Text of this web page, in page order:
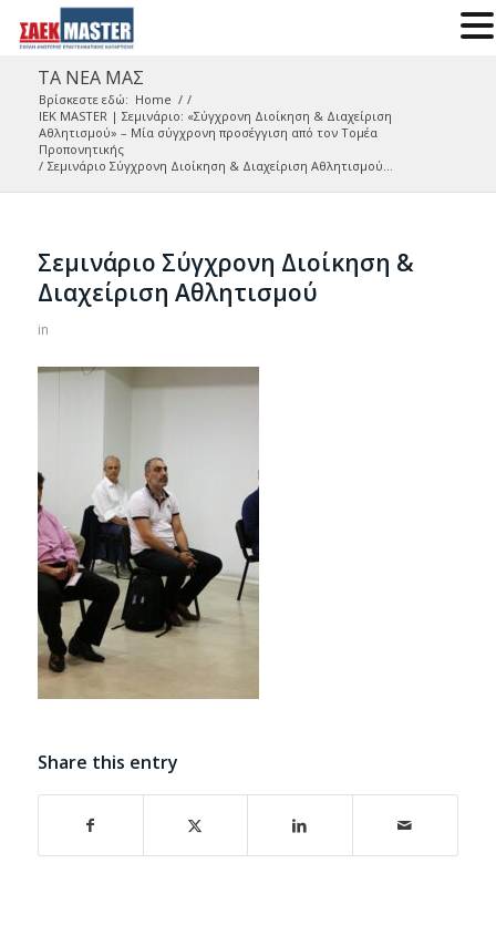
ΤΑ ΝΕΑ ΜΑΣ
Βρίσκεστε εδώ: Home / /
IEK MASTER | Σεμινάριο: «Σύγχρονη Διοίκηση & Διαχείριση
Αθλητισμού» – Μία σύγχρονη προσέγγιση από τον Τομέα
Προπονητικής
/ Σεμινάριο Σύγχρονη Διοίκηση & Διαχείριση Αθλητισμού...
Σεμινάριο Σύγχρονη Διοίκηση &
Διαχείριση Αθλητισμού
in
Share this entry